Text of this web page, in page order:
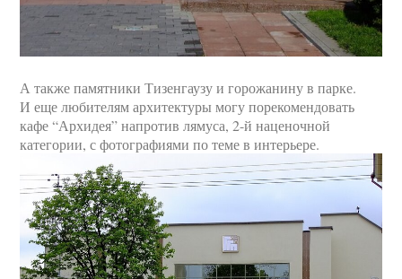
А также памятники Тизенгаузу и горожанину в парке.
И еще любителям архитектуры могу порекомендовать
кафе “Архидея” напротив лямуса, 2-й наценочной
категории, с фотографиями по теме в интерьере.